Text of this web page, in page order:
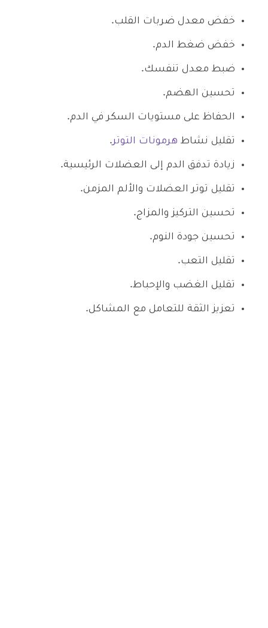
خفض معدل ضربات القلب.
خفض ضغط الدم.
ضبط معدل تنفسك.
تحسين الهضم.
الحفاظ على مستويات السكر في الدم.
تقليل نشاط هرمونات التوتر.
زيادة تدفق الدم إلى العضلات الرئيسية.
تقليل توتر العضلات والألم المزمن.
تحسين التركيز والمزاج.
تحسين جودة النوم.
تقليل التعب.
تقليل الغضب والإحباط.
تعزيز الثقة للتعامل مع المشاكل.